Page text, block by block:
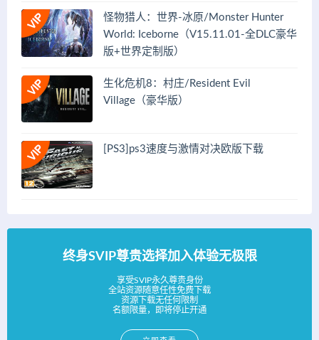
怪物猎人：世界-冰原/Monster Hunter
World: Iceborne（V15.11.01-全DLC豪华
版+世界定制版）
生化危机8：村庄/Resident Evil
Village（豪华版）
[PS3]ps3速度与激情对决欧版下载
终身SVIP尊贵选择加入体验无极限
享受SVIP永久尊贵身份
全站资源随意任性免费下载
资源下载无任何限制
名额限量，即将停止开通